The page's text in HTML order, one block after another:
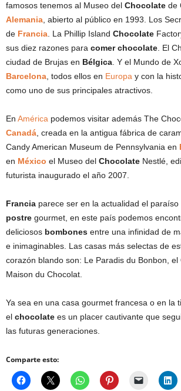
famosos tenemos al Museo del Chocolate de
Alemania , abierto al público en 1993. Los
de Francia . La Phillip Island Chocolate
sus diez razones para comer chocolate . El
ciudad de Brujas en Bélgica . Y el Mundo de
Barcelona , todos ellos en Europa y con la
como uno de sus principales atractivos.
En América podemos visitar además The
Canadá , creada en la antigua fábrica de
Candy American Museum de Pennsylvania en
en México el Museo del Chocolate Nestlé,
futurista inaugurado el año 2007.
Francia parece ser en la actualidad el paraíso
postre gourmet, en este país podemos
deliciosos bombones entre una infinidad de
e inimaginables. Las casas más selectas de
corazón blando son: Le Paradis du Bonbon, el
Maison du Chocolat.
Ya sea en una casa gourmet francesa o en la
el chocolate es un placer cautivante que
las futuras generaciones.
Comparte esto: